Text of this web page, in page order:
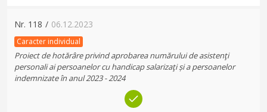
Nr. 118 / 06.12.2023
Caracter individual
Proiect de hotărâre privind aprobarea numărului de asistenţi
personali ai persoanelor cu handicap salarizaţi și a persoanelor
indemnizate în anul 2023 - 2024